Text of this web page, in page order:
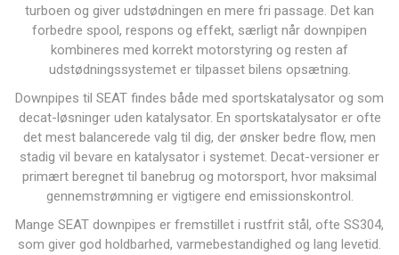
turboen og giver udstødningen en mere fri passage. Det kan
forbedre spool, respons og effekt, særligt når downpipen
kombineres med korrekt motorstyring og resten af
udstødningssystemet er tilpasset bilens opsætning.
Downpipes til SEAT findes både med sportskatalysator og som
decat-løsninger uden katalysator. En sportskatalysator er ofte
det mest balancerede valg til dig, der ønsker bedre flow, men
stadig vil bevare en katalysator i systemet. Decat-versioner er
primært beregnet til banebrug og motorsport, hvor maksimal
gennemstrømning er vigtigere end emissionskontrol.
Mange SEAT downpipes er fremstillet i rustfrit stål, ofte SS304,
som giver god holdbarhed, varmebestandighed og lang levetid.